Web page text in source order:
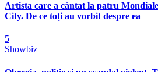
Artista care a cântat la patru
City. De ce toți au vorbit despre ea
5
Showbiz